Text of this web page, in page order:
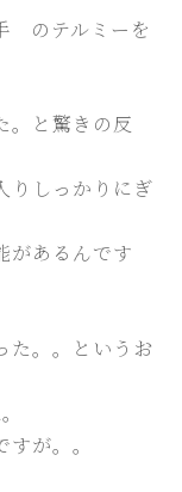
のテルミーを
。と驚きの反
りしっかりにぎ
があるんです
た。。というお
が。。